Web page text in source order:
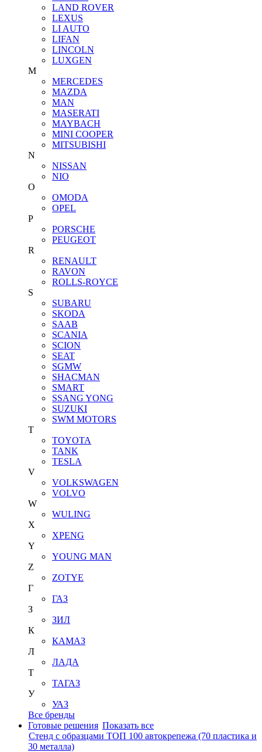
LAND ROVER
LEXUS
LI AUTO
LIFAN
LINCOLN
LUXGEN
M
MERCEDES
MAZDA
MAN
MASERATI
MAYBACH
MINI COOPER
MITSUBISHI
N
NISSAN
NIO
O
OMODA
OPEL
P
PORSCHE
PEUGEOT
R
RENAULT
RAVON
ROLLS-ROYCE
S
SUBARU
SKODA
SAAB
SCANIA
SCION
SEAT
SGMW
SHACMAN
SMART
SSANG YONG
SUZUKI
SWM MOTORS
T
TOYOTA
TANK
TESLA
V
VOLKSWAGEN
VOLVO
W
WULING
X
XPENG
Y
YOUNG MAN
Z
ZOTYE
Г
ГАЗ
З
ЗИЛ
К
КАМАЗ
Л
ЛАДА
Т
ТАГАЗ
У
УАЗ
Все бренды
Готовые решения Показать все
Стенд с образцами ТОП 100 автокрепежа (70 пластика и
30 металла)